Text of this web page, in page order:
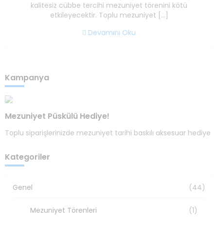
kalitesiz cübbe tercihi mezuniyet törenini kötü
etkileyecektir. Toplu mezuniyet […]
Devamını Oku
Kampanya
Mezuniyet Püskülü Hediye!
Toplu siparişlerinizde mezuniyet tarihi baskılı aksesuar hediye
Kategoriler
Genel (44)
Mezuniyet Törenleri (1)